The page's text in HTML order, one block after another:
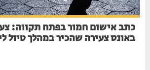
כתב אישום חמור בפתח תקווה: צעיר
באונס צעירה שהכיר במהלך טיול לילי